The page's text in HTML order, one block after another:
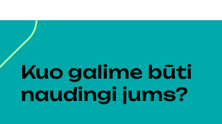
Kuo galime būti
naudingi jums?